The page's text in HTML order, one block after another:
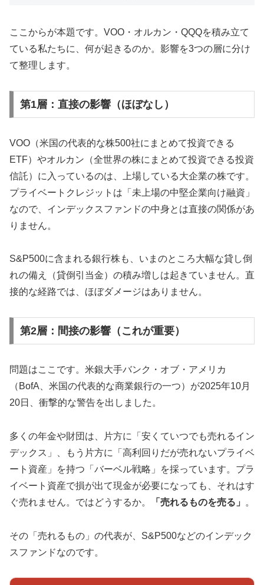
ここからが本題です。VOO・オルカン・QQQを積み立て
ている私たちに、何が起きるのか。影響を3つの層に分け
て整理します。
第1層：直接の影響（ほぼなし）
VOO（米国の代表的な株500社にまとめて投資できる
ETF）やオルカン（全世界の株にまとめて投資できる投資
信託）に入っているのは、上場している大企業の株です。
プライベートクレジットは「未上場の中堅企業向け融資」
なので、インデックスファンドの中身とは直接の関係があ
りません。
S&P500に含まれる銀行株も、いまのところ大幅な貸し倒
れの備え（貸倒引当金）の積み増しは起きていません。直
接的な経路では、ほぼダメージはありません。
第2層：間接の影響（これが重要）
問題はここです。米銀大手バンク・オブ・アメリカ
（BofA、米国の代表的な商業銀行の一つ）が2025年10月
20日、衝撃的な警告を出しました。
多くの年金や財団は、片方に「安くていつでも売れるイン
デックス」、もう片方に「高利回りだが売れないプライベ
ート資産」を持つ「バーベル戦略」を採っています。プラ
イベート資産で損が出て現金が必要になっても、それはす
ぐ売れません。ではどうするか。
「売れるものを売る」 。
その「売れるもの」の代表が、S&P500などのインデック
スファンドなのです。